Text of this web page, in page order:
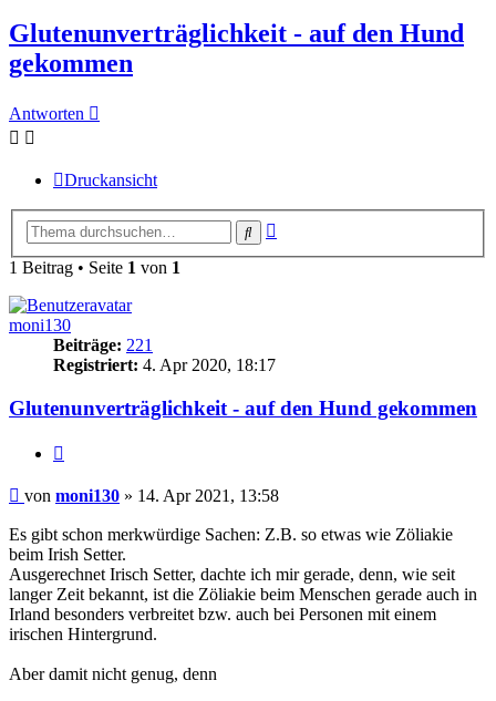
Glutenunverträglichkeit - auf den Hund
gekommen
Antworten
Druckansicht
Suche
1 Beitrag • Seite 1 von 1
moni130
Beiträge: 221
Registriert: 4. Apr 2020, 18:17
Glutenunverträglichkeit - auf den Hund gekommen
Beitrag
von moni130 » 14. Apr 2021, 13:58
Es gibt schon merkwürdige Sachen: Z.B. so etwas wie Zöliakie
beim Irish Setter.
Ausgerechnet Irisch Setter, dachte ich mir gerade, denn, wie seit
langer Zeit bekannt, ist die Zöliakie beim Menschen gerade auch in
Irland besonders verbreitet bzw. auch bei Personen mit einem
irischen Hintergrund.
Aber damit nicht genug, denn